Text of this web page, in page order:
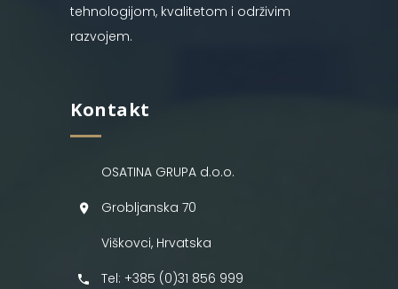
tehnologijom, kvalitetom i održivim
razvojem.
Kontakt
OSATINA GRUPA d.o.o.
Grobljanska 70
Viškovci, Hrvatska
Tel: +385 (0)31 856 999